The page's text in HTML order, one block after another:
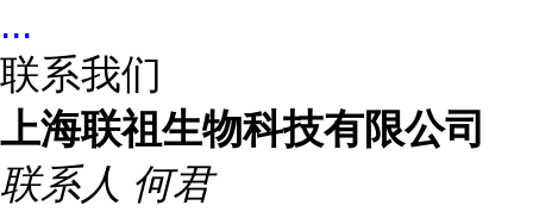
...
联系我们
上海联祖生物科技有限公司
联系人 何君